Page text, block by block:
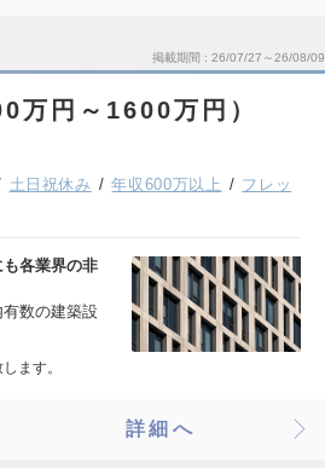
掲載期間 26/07/27～26/08/09
万円～1600万円）
土日祝休み 年収600万以上
フレッ
各業界の非
有数の建築設
ます。
詳細へ